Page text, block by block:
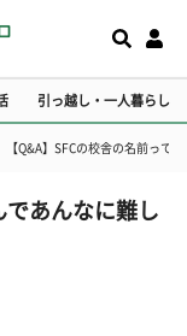
引っ越し・一人暮らし
【Q&A】SFCの校舎の名前って
であんなに難し